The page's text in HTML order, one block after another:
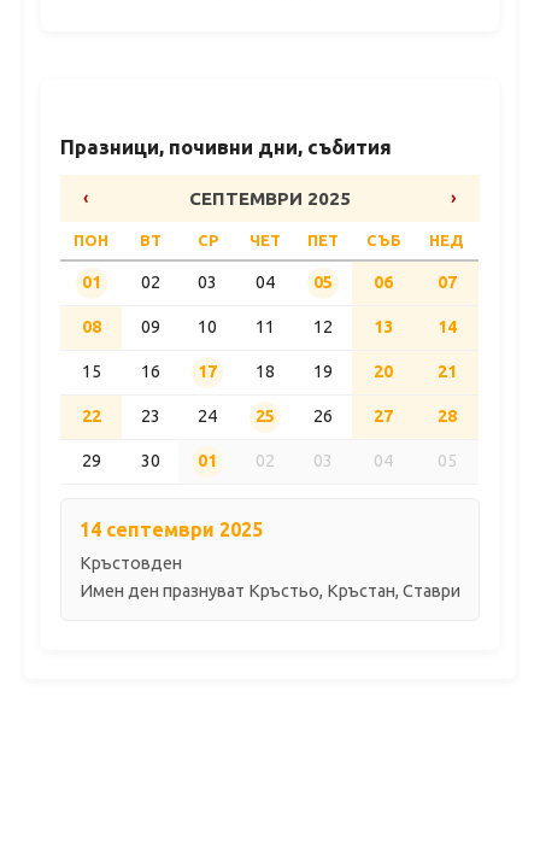
Празници, почивни дни, събития
‹ СЕПТЕМВРИ 2025 ›
ПОН ВТ СР ЧЕТ ПЕТ СЪБ НЕД
01 02 03 04 05 06 07
08 09 10 11 12 13 14
15 16 17 18 19 20 21
22 23 24 25 26 27 28
29 30 01 02 03 04 05
14 септември 2025
Кръстовден
Имен ден празнуват Кръстьо, Кръстан, Ставри